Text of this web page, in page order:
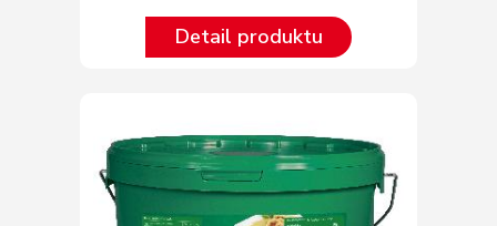
Detail produktu